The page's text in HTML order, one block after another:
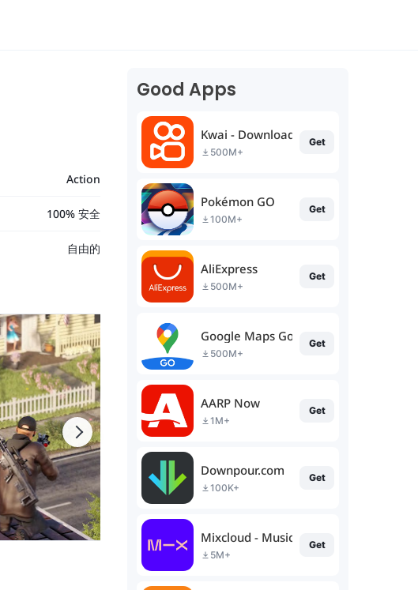
Action
100% 安全
自由的
Good Apps
Kwai - Download & Share Video
500M+
Get
Pokémon GO
100M+
Get
AliExpress
500M+
Get
Google Maps Go
500M+
Get
AARP Now
1M+
Get
Downpour.com
100K+
Get
Mixcloud - Music, Mixes & Live
5M+
Get